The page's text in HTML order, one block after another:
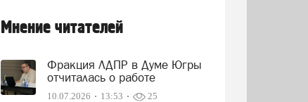
Мнение читателей
Фракция ЛДПР в Думе Югры
отчиталась о работе
10.07.2026 13:53 25